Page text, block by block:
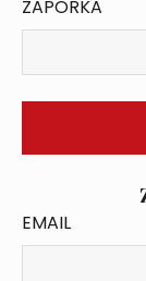
ZAPORKA
EMAIL